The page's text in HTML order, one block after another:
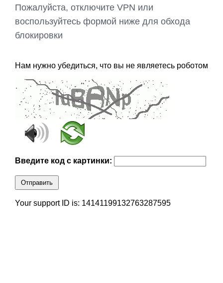
Пожалуйста, отключите VPN или
воспользуйтесь формой ниже для обхода
блокировки
Нам нужно убедиться, что вы не являетесь роботом
Введите код с картинки:
Отправить
Your support ID is: 14141199132763287595